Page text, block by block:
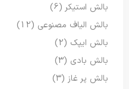
بالش استیکر (6)
بالش الیاف مصنوعی (12)
بالش ایپک (2)
بالش بادی (3)
بالش پر غاز (3)